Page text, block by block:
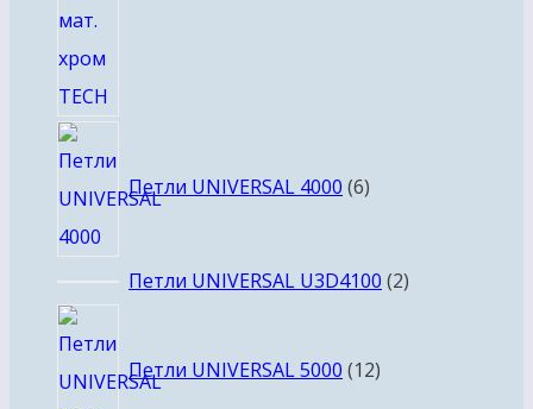
Петли UNIVERSAL 4000 6товаров
Петли UNIVERSAL U3D4100 22
Петли UNIVERSAL 5000 12товаров